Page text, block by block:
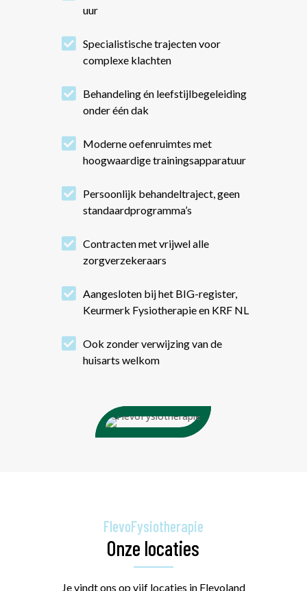
uur

Specialistische trajecten voor
complexe klachten

Behandeling én leefstijlbegeleiding
onder één dak

Moderne oefenruimtes met
hoogwaardige trainingsapparatuur

Persoonlijk behandeltraject, geen
standaardprogramma’s

Contracten met vrijwel alle
zorgverzekeraars

Aangesloten bij het BIG-register,
Keurmerk Fysiotherapie en KRF NL

Ook zonder verwijzing van de
huisarts welkom
FlevoFysiotherapie
Onze locaties
Je vindt ons op vijf locaties in Flevoland